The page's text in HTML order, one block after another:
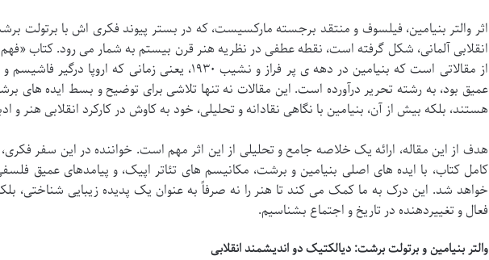
اثر والتر بنیامین، فیلسوف و منتقد برجسته مارکسیست، که در بستر پیوند فکری اش با برتولت
انقلابی آلمانی، شکل گرفته است، نقطه عطفی در نظریه هنر قرن بیستم به شمار می رود. کتاب
از مقالاتی است که بنیامین در دهه ی پر فراز و نشیب ۱۹۳۰، یعنی زمانی که
عمیق بود، به رشته تحریر درآورده است. این مقالات نه تنها تلاشی برای توضیح و بسط ایده های
هستند، بلکه بیش از آن، بنیامین با نگاهی نقادانه و تحلیلی، خود به کاوش در کارکرد انقلابی هنر و
هدف از این مقاله، ارائه یک خلاصه جامع و تحلیلی از این اثر مهم است. خواننده در این سفر فکری،
کامل کتاب، با ایده های اصلی بنیامین و برشت، مکانیسم های تئاتر اپیک، و پیامدهای عمیق
خواهد شد. این درک به ما کمک می کند تا هنر را نه صرفاً به عنوان یک پدیده زیبایی شناختی،
فعال و تغییردهنده در تاریخ و اجتماع بشناسیم.
والتر بنیامین و برتولت برشت: دیالکتیک دو اندیشمند انقلابی